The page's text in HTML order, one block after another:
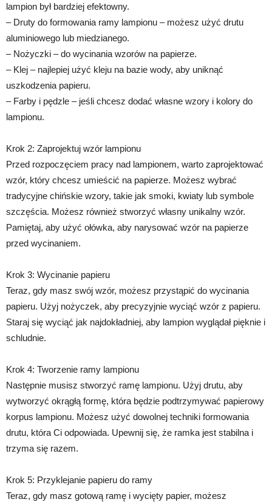
lampion był bardziej efektowny.
– Druty do formowania ramy lampionu – możesz użyć drutu
aluminiowego lub miedzianego.
– Nożyczki – do wycinania wzorów na papierze.
– Klej – najlepiej użyć kleju na bazie wody, aby uniknąć
uszkodzenia papieru.
– Farby i pędzle – jeśli chcesz dodać własne wzory i kolory do
lampionu.
Krok 2: Zaprojektuj wzór lampionu
Przed rozpoczęciem pracy nad lampionem, warto zaprojektować
wzór, który chcesz umieścić na papierze. Możesz wybrać
tradycyjne chińskie wzory, takie jak smoki, kwiaty lub symbole
szczęścia. Możesz również stworzyć własny unikalny wzór.
Pamiętaj, aby użyć ołówka, aby narysować wzór na papierze
przed wycinaniem.
Krok 3: Wycinanie papieru
Teraz, gdy masz swój wzór, możesz przystąpić do wycinania
papieru. Użyj nożyczek, aby precyzyjnie wyciąć wzór z papieru.
Staraj się wyciąć jak najdokładniej, aby lampion wyglądał pięknie i
schludnie.
Krok 4: Tworzenie ramy lampionu
Następnie musisz stworzyć ramę lampionu. Użyj drutu, aby
wytworzyć okrągłą formę, która będzie podtrzymywać papierowy
korpus lampionu. Możesz użyć dowolnej techniki formowania
drutu, która Ci odpowiada. Upewnij się, że ramka jest stabilna i
trzyma się razem.
Krok 5: Przyklejanie papieru do ramy
Teraz, gdy masz gotową ramę i wycięty papier, możesz